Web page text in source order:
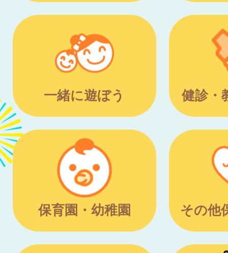
一緒に遊ぼう 健診・
保育園・幼稚園 その他